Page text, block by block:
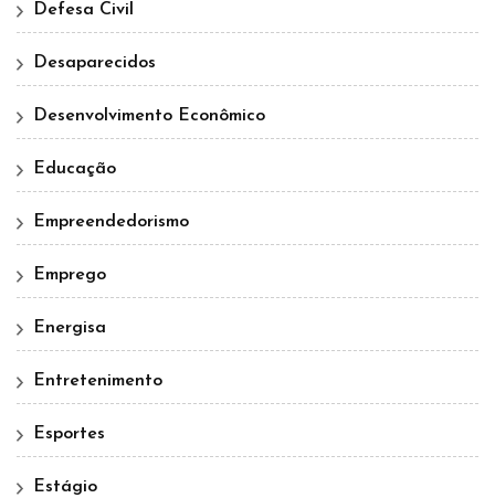
Defesa Civil
Desaparecidos
Desenvolvimento Econômico
Educação
Empreendedorismo
Emprego
Energisa
Entretenimento
Esportes
Estágio